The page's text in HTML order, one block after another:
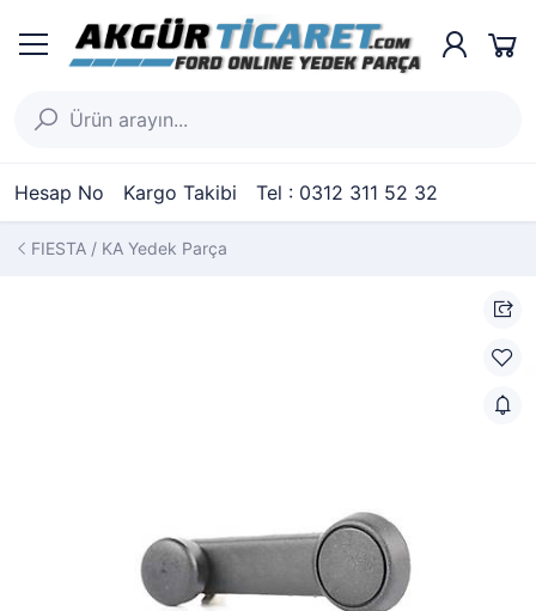
Hesap No Kargo Takibi Tel : 0312 311 52 32
FIESTA / KA Yedek Parça